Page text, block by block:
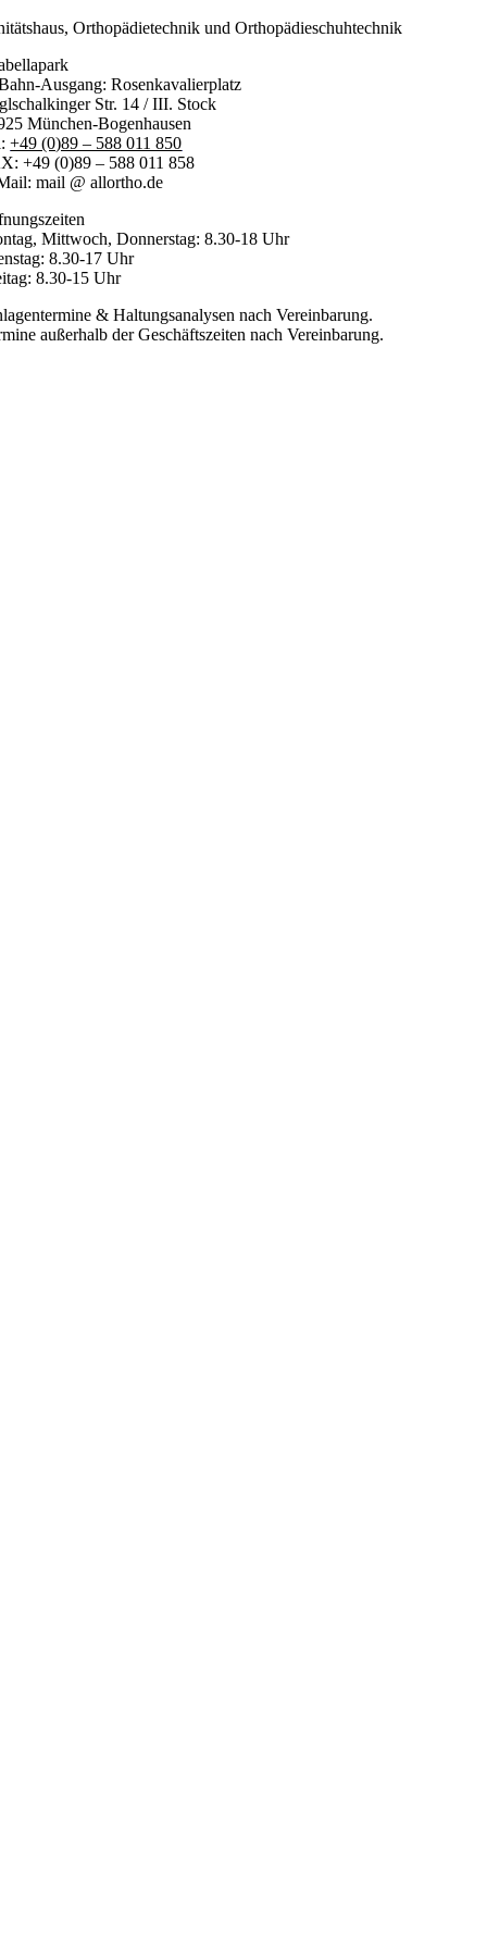
Orthopädietechnik und Orthopädieschuhtechnik
Ausgang: Rosenkavalierplatz
Str. 14 / III. Stock
München-Bogenhausen
+49 (0)89 – 588 011 850
+49 (0)89 – 588 011 858
mail @ allortho.de
Mittwoch, Donnerstag: 8.30-18 Uhr
8.30-17 Uhr
8.30-15 Uhr
& Haltungsanalysen nach Vereinbarung.
außerhalb der Geschäftszeiten nach Vereinbarung.